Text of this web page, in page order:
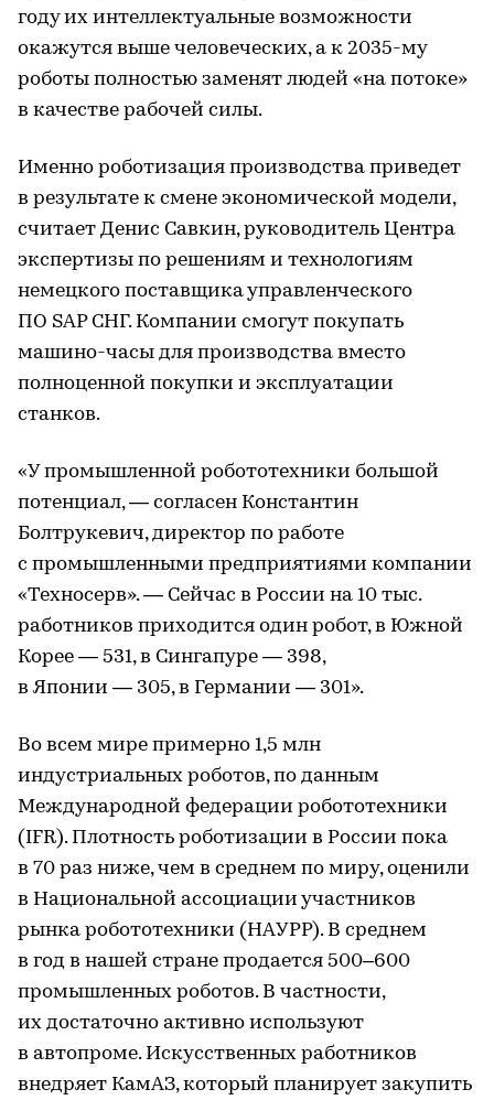
году их интеллектуальные возможности
окажутся выше человеческих, а к 2035-му
роботы полностью заменят людей «на потоке»
в качестве рабочей силы.
Именно роботизация производства приведет
в результате к смене экономической модели,
считает Денис Савкин, руководитель Центра
экспертизы по решениям и технологиям
немецкого поставщика управленческого
ПО SAP СНГ. Компании смогут покупать
машино-часы для производства вместо
полноценной покупки и эксплуатации
станков.
«У промышленной робототехники большой
потенциал, — согласен Константин
Болтрукевич, директор по работе
с промышленными предприятиями компании
«Техносерв». — Сейчас в России на 10 тыс.
работников приходится один робот, в Южной
Корее — 531, в Сингапуре — 398,
в Японии — 305, в Германии — 301».
Во всем мире примерно 1,5 млн
индустриальных роботов, по данным
Международной федерации робототехники
(IFR). Плотность роботизации в России пока
в 70 раз ниже, чем в среднем по миру, оценили
в Национальной ассоциации участников
рынка робототехники (НАУРР). В среднем
в год в нашей стране продается 500–600
промышленных роботов. В частности,
их достаточно активно используют
в автопроме. Искусственных работников
внедряет КамАЗ, который планирует закупить